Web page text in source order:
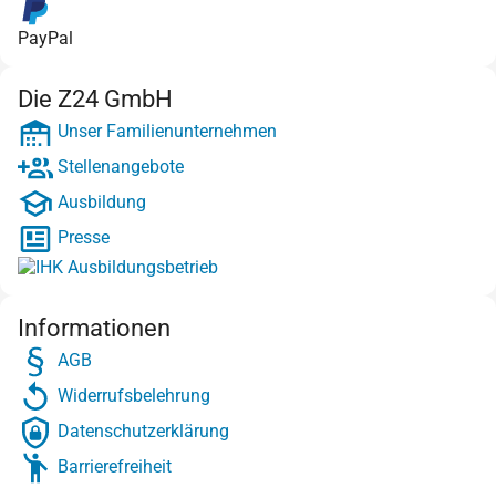
PayPal
Die Z24 GmbH
Unser Familienunternehmen
Stellenangebote
Ausbildung
Presse
Informationen
AGB
Widerrufsbelehrung
Datenschutzerklärung
Barrierefreiheit